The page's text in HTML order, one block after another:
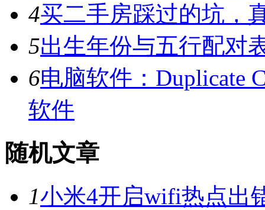
4买二手房踩过的坑，
5出生年份与五行配对
6电脑软件：Duplicate
软件
随机文章
1小米4开启wifi热点出